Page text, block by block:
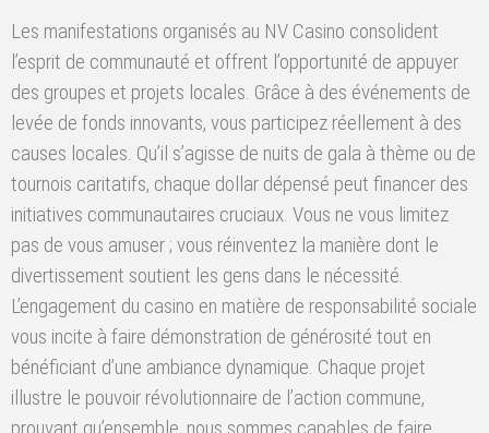
Les manifestations organisés au NV Casino consolident
l’esprit de communauté et offrent l’opportunité de appuyer
des groupes et projets locales. Grâce à des événements de
levée de fonds innovants, vous participez réellement à des
causes locales. Qu’il s’agisse de nuits de gala à thème ou de
tournois caritatifs, chaque dollar dépensé peut financer des
initiatives communautaires cruciaux. Vous ne vous limitez
pas de vous amuser ; vous réinventez la manière dont le
divertissement soutient les gens dans le nécessité.
L’engagement du casino en matière de responsabilité sociale
vous incite à faire démonstration de générosité tout en
bénéficiant d’une ambiance dynamique. Chaque projet
illustre le pouvoir révolutionnaire de l’action commune,
prouvant qu’ensemble, nous sommes capables de faire